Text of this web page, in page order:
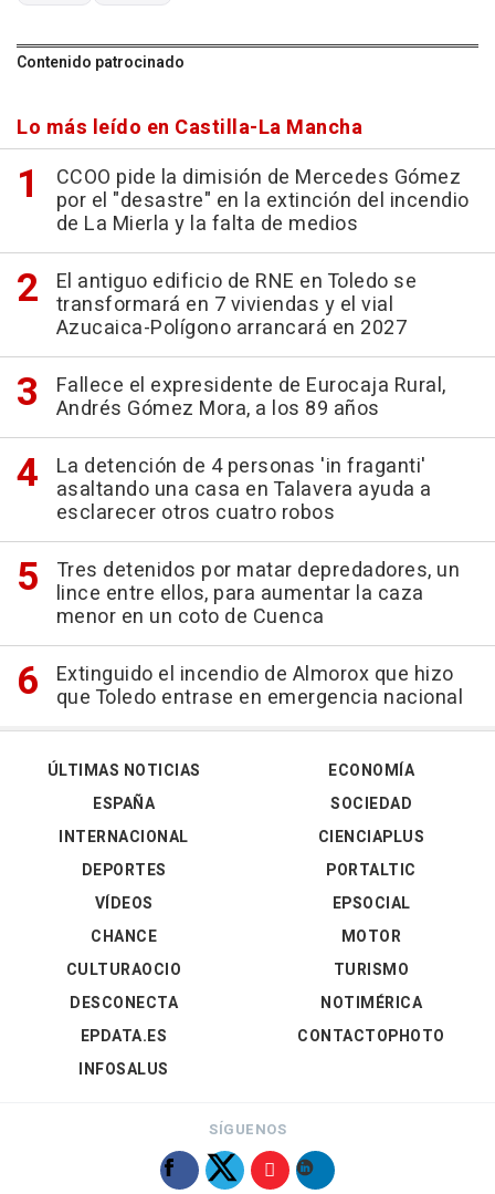
Contenido patrocinado
Lo más leído en Castilla-La Mancha
CCOO pide la dimisión de Mercedes Gómez
por el "desastre" en la extinción del incendio
de La Mierla y la falta de medios
El antiguo edificio de RNE en Toledo se
transformará en 7 viviendas y el vial
Azucaica-Polígono arrancará en 2027
Fallece el expresidente de Eurocaja Rural,
Andrés Gómez Mora, a los 89 años
La detención de 4 personas 'in fraganti'
asaltando una casa en Talavera ayuda a
esclarecer otros cuatro robos
Tres detenidos por matar depredadores, un
lince entre ellos, para aumentar la caza
menor en un coto de Cuenca
Extinguido el incendio de Almorox que hizo
que Toledo entrase en emergencia nacional
ÚLTIMAS NOTICIAS
ESPAÑA
INTERNACIONAL
DEPORTES
VÍDEOS
ECONOMÍA
SOCIEDAD
CIENCIAPLUS
PORTALTIC
EPSOCIAL
CHANCE
CULTURAOCIO
DESCONECTA
EPDATA.ES
INFOSALUS
MOTOR
TURISMO
NOTIMÉRICA
CONTACTOPHOTO
SÍGUENOS